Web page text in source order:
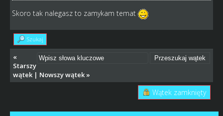
Skoro tak nalegasz to zamykam temat
Szukaj
«
Starszy
wątek| Nowszy wątek»
Wątek zamknięty